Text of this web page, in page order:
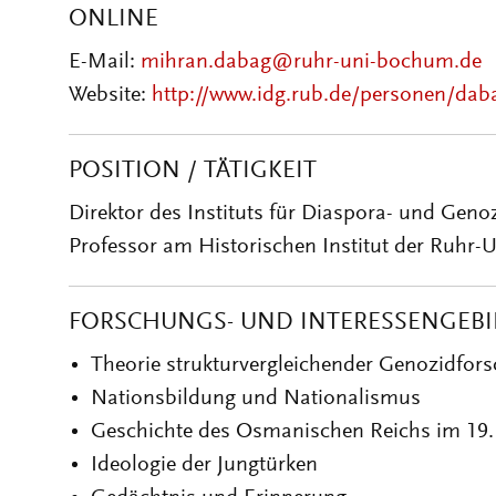
ONLINE
E-Mail: mihran.dabag@ruhr-uni-bochum.de
Website: http://www.idg.rub.de/personen/
POSITION / TÄTIGKEIT
Direktor des Instituts für Diaspora- und
Professor am Historischen Institut der Ruhr-
FORSCHUNGS- UND
Theorie strukturvergleichender
Nationsbildung und Nationalismus
Geschichte des Osmanischen Reichs im
Ideologie der Jungtürken